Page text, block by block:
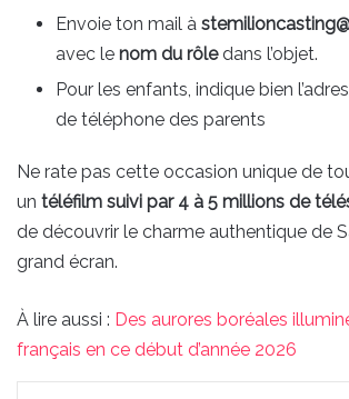
Envoie ton mail à
avec le nom du rôledans l’objet.
Pour les enfants, indique bien
de téléphone des parents
Ne rate pas cette occasion unique de
un téléfilm suivi par 4 à 5 millions de
de découvrir le charme authentique de
grand écran.
À lire aussi : Des aurores boréales
français en ce début d’année 2026